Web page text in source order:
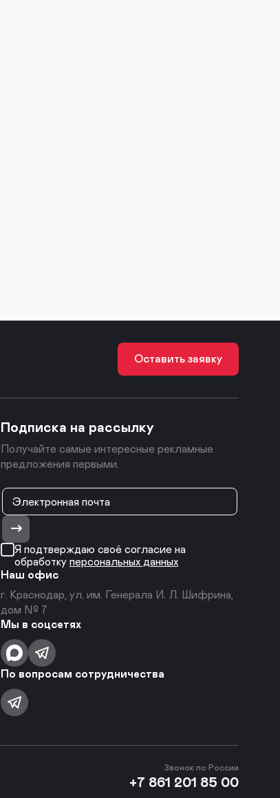
Оставить заявку
Подписка на рассылку
Получайте самые интересные рекламные
предложения первыми.
Я подтверждаю своё согласие на
обработку персональных данных
Наш офис
г. Краснодар, ул. им. Генерала И. Л. Шифрина,
дом № 7
Мы в соцсетях
По вопросам сотрудничества
Звонок по России
+7 861 201 85 00